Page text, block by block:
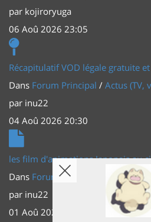
par kojiroryuga
06 Aoû 2026 23:05
Récapitulatif VOD légale gratuite
Dans Forum Principal / Actus (TV,
par inu22
04 Aoû 2026 20:30
les film d'animations Japonais au
Dans Forum Principal
Actus (TV,
par inu22
01 Aoû 2026 20:56